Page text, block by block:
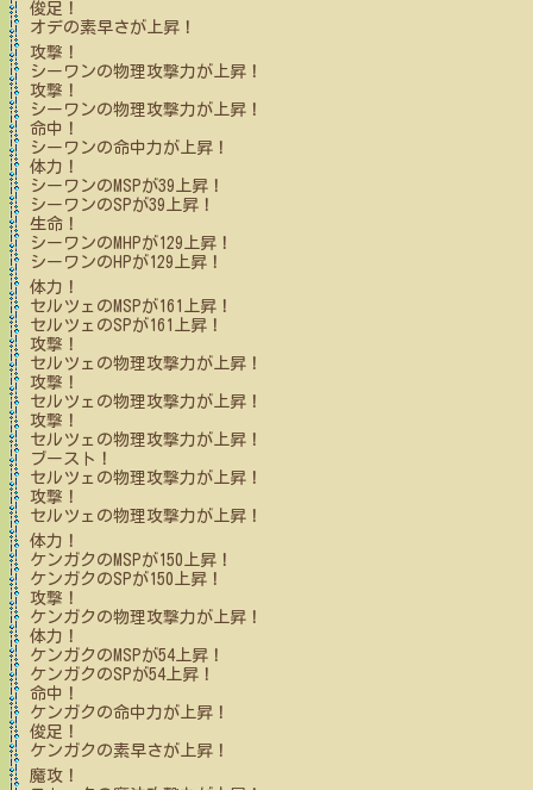
俊足！
オデの素早さが上昇！
攻撃！
シーワンの物理攻撃力が上昇！
攻撃！
シーワンの物理攻撃力が上昇！
命中！
シーワンの命中力が上昇！
体力！
シーワンのMSPが39 上昇！
シーワンのSPが39 上昇！
生命！
シーワンのMHPが129 上昇！
シーワンのHPが129 上昇！
体力！
セルツェ のMSPが161 上昇！
セルツェ のSPが161 上昇！
攻撃！
セルツェ の物理攻撃力が上昇！
攻撃！
セルツェ の物理攻撃力が上昇！
攻撃！
セルツェ の物理攻撃力が上昇！
ブースト！
セルツェ の物理攻撃力が上昇！
攻撃！
セルツェ の物理攻撃力が上昇！
体力！
ケンガク のMSPが150 上昇！
ケンガク のSPが150 上昇！
攻撃！
ケンガク の物理攻撃力が上昇！
体力！
ケンガク のMSPが54上昇！
ケンガク のSPが54上昇！
命中！
ケンガク の命中力が上昇！
俊足！
ケンガク の素早さが上昇！
魔攻！